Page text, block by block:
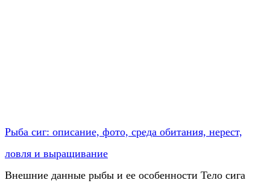
Рыба сиг: описание, фото, среда обитания, нерест,
ловля и выращивание
Внешние данные рыбы и ее особенности Тело сига